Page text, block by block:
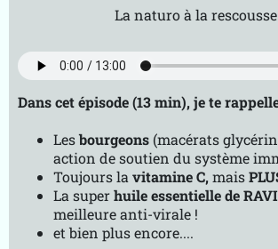
La naturo à la
Dans cet épisode (13 min), je te
Lesbourgeons (macérats
action de soutien du système
Toujours lavitamine C, mais
La superhuile essentielle de
meilleure anti-virale !
et bien plus encore....